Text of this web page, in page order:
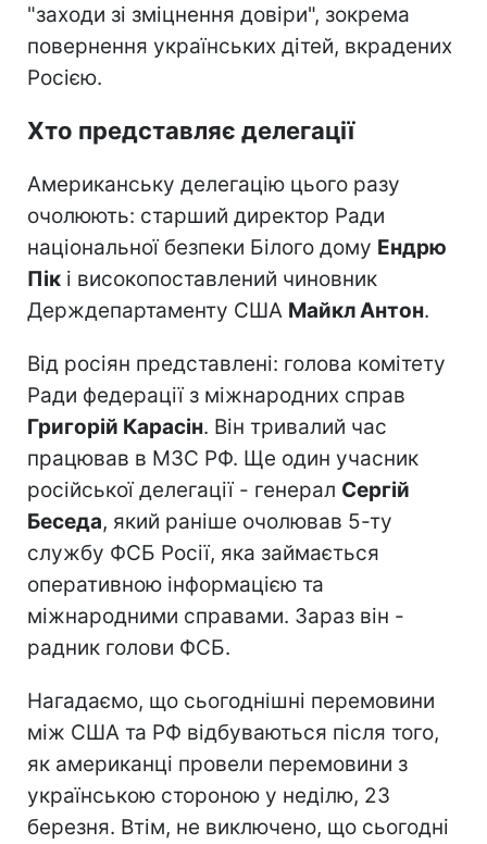
"заходи зі зміцнення довіри", зокрема
повернення українських дітей, вкрадених
Росією.
Хто представляє делегації
Американську делегацію цього разу
очолюють: старший директор Ради
національної безпеки Білого дому Ендрю
Пік і високопоставлений чиновник
Держдепартаменту США Майкл Антон.
Від росіян представлені: голова комітету
Ради федерації з міжнародних справ
Григорій Карасін. Він тривалий час
працював в МЗС РФ. Ще один учасник
російської делегації - генерал Сергій
Беседа, який раніше очолював 5-ту
службу ФСБ Росії, яка займається
оперативною інформацією та
міжнародними справами. Зараз він -
радник голови ФСБ.
Нагадаємо, що сьогоднішні перемовини
між США та РФ відбуваються після того,
як американці провели перемовини з
українською стороною у неділю, 23
березня. Втім, не виключено, що сьогодні